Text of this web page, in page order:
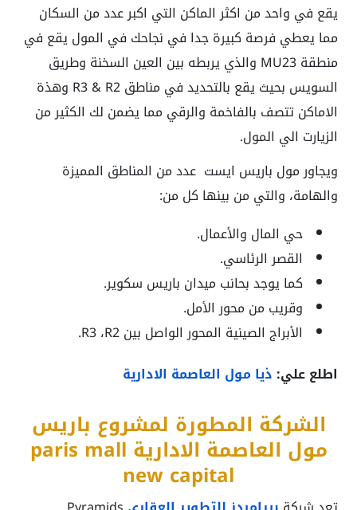
يقع في واحد من اكثر الماكن التي اكبر عدد من السكان
مما يعطي فرصة كبيرة جدا في نجاحك في المول يقع في
منطقة MU23 والذي يربطه بين العين السخنة وطريق
السويس بحيث يقع بالتحديد في مناطق R3 & R2 وهذة
الاماكن تتصف بالفاخمة والرقي مما يضمن لك الكثير من
الزيارت الي المول.
ويجاور مول باريس ايست عدد من المناطق المميزة
والهامة، والتي من بينها كل من:
حي المال والأعمال.
القصر الرئاسي.
كما يوجد بحانب ميدان باريس سكوير.
وقريب من محور الأمل.
الأبراج الصينية المحور الواصل بين R3 ،R2.
اطلع علي: ذيا مول العاصمة الادارية
الشركة المطورة لمشروع باريس
مول العاصمة الادارية paris mall
new capital